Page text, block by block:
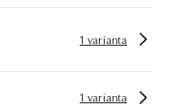
1 varianta
1 varianta